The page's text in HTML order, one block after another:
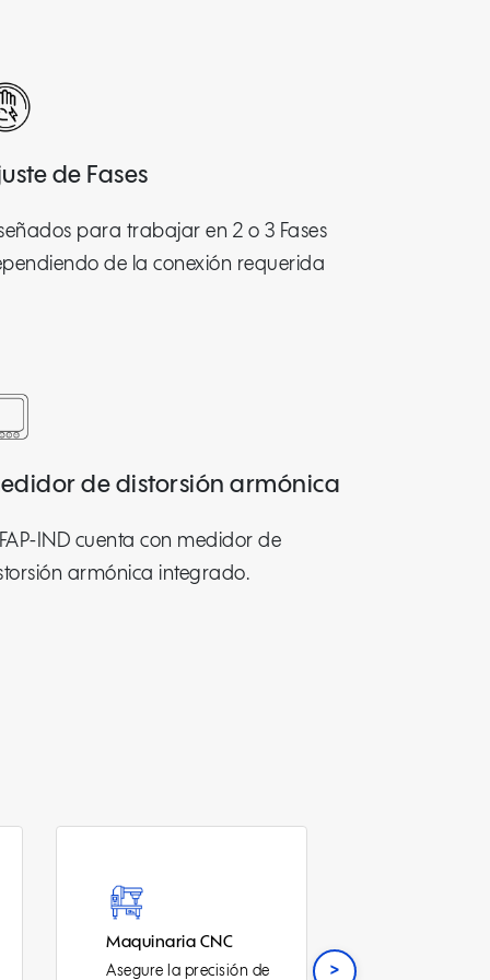
de Fases
para trabajar en 2 o 3 Fases
de la conexión requerida
de distorsión armónica
FAP-IND cuenta con medidor de
armónica integrado.
Robótica
Mantenga la precisión
>